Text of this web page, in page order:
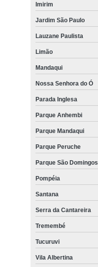
Imirim
Jardim São Paulo
Lauzane Paulista
Limão
Mandaqui
Nossa Senhora do Ó
Parada Inglesa
Parque Anhembi
Parque Mandaqui
Parque Peruche
Parque São Domingos
Pompéia
Santana
Serra da Cantareira
Tremembé
Tucuruvi
Vila Albertina